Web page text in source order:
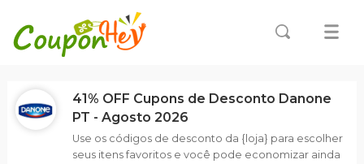
41% OFF Cupons de Desconto Danone
PT - Agosto 2026
Use os códigos de desconto da {loja} para escolher
seus itens favoritos e você pode economizar ainda